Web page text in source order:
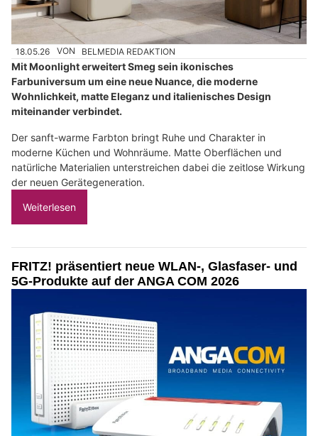
18.05.26 VON BELMEDIA REDAKTION
Mit Moonlight erweitert Smeg sein ikonisches
Farbuniversum um eine neue Nuance, die moderne
Wohnlichkeit, matte Eleganz und italienisches Design
miteinander verbindet.
Der sanft-warme Farbton bringt Ruhe und Charakter in
moderne Küchen und Wohnräume. Matte Oberflächen und
natürliche Materialien unterstreichen dabei die zeitlose Wirkung
der neuen Gerätegeneration.
Weiterlesen
FRITZ! präsentiert neue WLAN-, Glasfaser- und
5G-Produkte auf der ANGA COM 2026